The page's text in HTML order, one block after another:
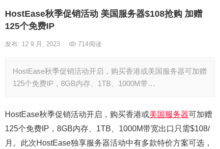
HostEase秋季促销活动 美国服务器$108抢购 加赠
125个免费IP
发布: 12 9 月, 2023 714阅读
HostEase秋季促销活动开启，购买香港或美国服务器可加赠
125个免费IP，8GB内存、1TB、1000M带…
HostEase秋季促销活动开启，购买香港或美国服务器可加赠
125个免费IP，8GB内存、1TB、1000M带宽出口只需$108/
月。此次HostEase独享服务器活动中有多款特价方案可选，